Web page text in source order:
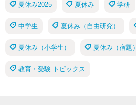
夏休み2025 夏休み 学研
中学生 夏休み（自由研究）
夏休み（小学生） 夏休み（宿題）
教育・受験 トピックス